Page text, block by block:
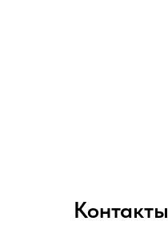
Контакты